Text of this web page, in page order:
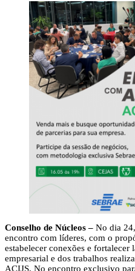
Conselho de Núcleos – No dia
encontro com líderes, com o
estabelecer conexões e fortalecer
empresarial e dos trabalhos
ACIJS. No encontro exclusivo